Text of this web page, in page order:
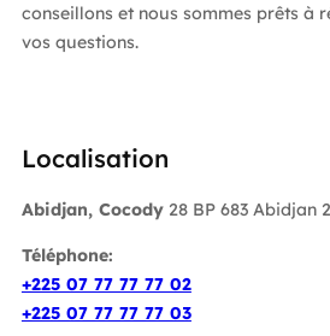
conseillons et nous sommes prêts à
vos questions.
Localisation
Abidjan, Cocody28 BP 683 Abidjan
Téléphone:
+225 07 77 77 77 02
+225 07 77 77 77 03